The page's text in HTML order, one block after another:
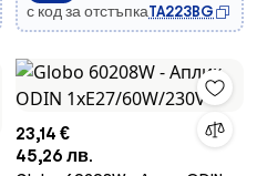
с код за отстъпкаTA223BG
23,14 €
45,26 лв.